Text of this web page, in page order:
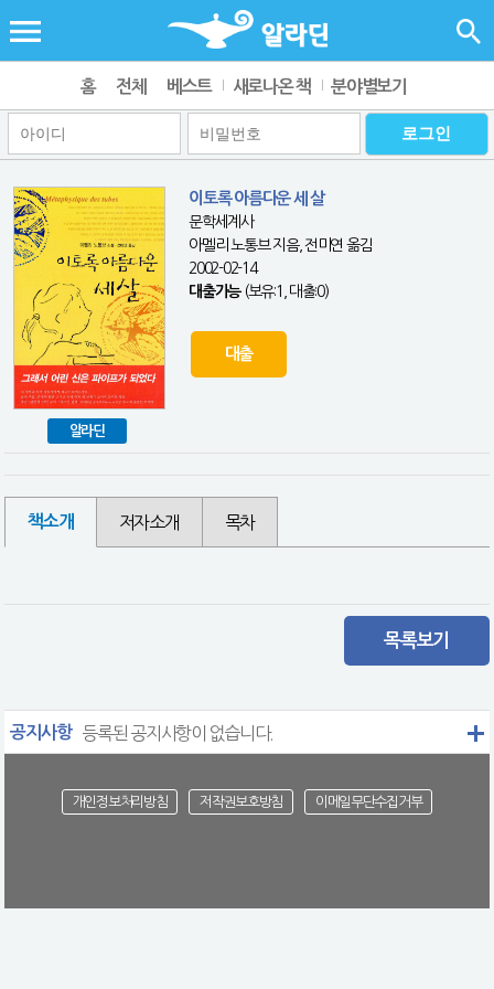
홈 전체 베스트 새로나온 책 분야별보기
알라딘
이토록 아름다운 세 살
문학세계사
아멜리 노통브 지음, 전미연 옮김
2002-02-14
대출가능(보유:1, 대출:0)
대출
책소개 저자소개 목차
목록보기
공지사항 등록된 공지사항이 없습니다.
개인정보처리방침 저작권보호방침 이메일무단수집거부